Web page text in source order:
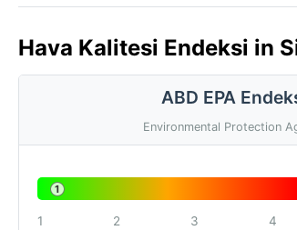
Hava Kalitesi Endeksi in
ABD EPA
Environmental Protection
1
1 2 3 4